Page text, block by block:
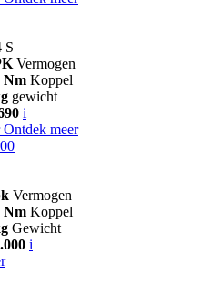
S
Vermogen
Nm Koppel
gewicht
i
Ontdek meer
Vermogen
Nm Koppel
Gewicht
i